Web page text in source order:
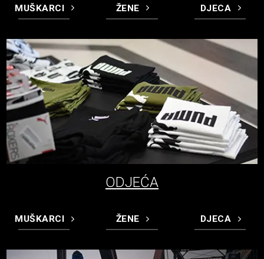
MUŠKARCI ŽENE DJECA
ODJEĆA
MUŠKARCI ŽENE DJECA